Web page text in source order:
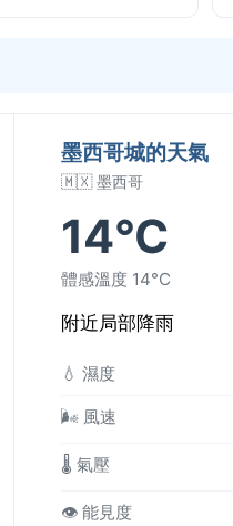
墨西哥城的天氣
🇲🇽 墨西哥
14°C
體感溫度 14°C
附近局部降雨
💧 濕度
🌬️ 風速
🌡️ 氣壓
👁️ 能見度